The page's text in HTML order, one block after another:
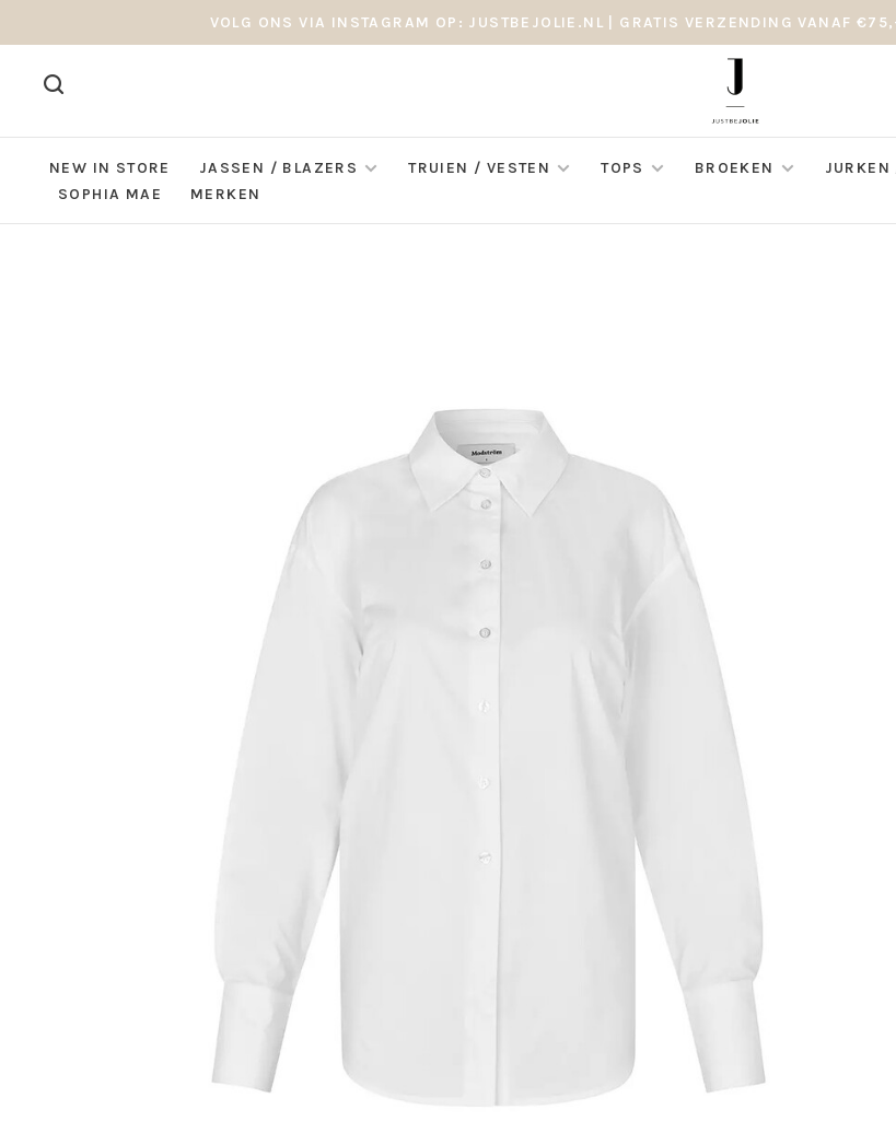
VOLG ONS VIA INSTAGRAM OP: JUSTBEJOLIE.NL | GRATIS VERZENDING VANAF
NEW IN STORE JASSEN / BLAZERS TRUIEN / VESTEN TOPS BROEKEN JURKEN
SOPHIA MAE
MERKEN